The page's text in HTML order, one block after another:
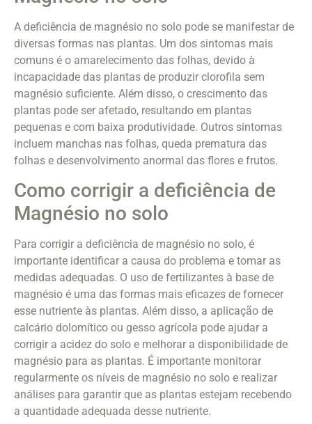
A deficiência de magnésio no solo pode se manifestar de
diversas formas nas plantas. Um dos sintomas mais
comuns é o amarelecimento das folhas, devido à
incapacidade das plantas de produzir clorofila sem
magnésio suficiente. Além disso, o crescimento das
plantas pode ser afetado, resultando em plantas
pequenas e com baixa produtividade. Outros sintomas
incluem manchas nas folhas, queda prematura das
folhas e desenvolvimento anormal das flores e frutos.
Como corrigir a deficiência de
Magnésio no solo
Para corrigir a deficiência de magnésio no solo, é
importante identificar a causa do problema e tomar as
medidas adequadas. O uso de fertilizantes à base de
magnésio é uma das formas mais eficazes de fornecer
esse nutriente às plantas. Além disso, a aplicação de
calcário dolomítico ou gesso agrícola pode ajudar a
corrigir a acidez do solo e melhorar a disponibilidade de
magnésio para as plantas. É importante monitorar
regularmente os níveis de magnésio no solo e realizar
análises para garantir que as plantas estejam recebendo
a quantidade adequada desse nutriente.